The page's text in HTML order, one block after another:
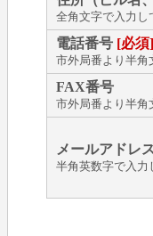
全角文字で入力し
電話番号 [必須]
市外局番より半角
FAX番号
市外局番より半角
メールアドレ
半角英数字で入力